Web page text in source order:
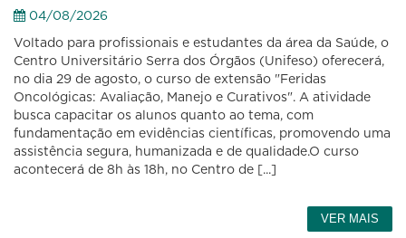
04/08/2026
Voltado para profissionais e estudantes da área da Saúde, o
Centro Universitário Serra dos Órgãos (Unifeso) oferecerá,
no dia 29 de agosto, o curso de extensão "Feridas
Oncológicas: Avaliação, Manejo e Curativos". A atividade
busca capacitar os alunos quanto ao tema, com
fundamentação em evidências científicas, promovendo uma
assistência segura, humanizada e de qualidade.O curso
acontecerá de 8h às 18h, no Centro de [...]
VER MAIS